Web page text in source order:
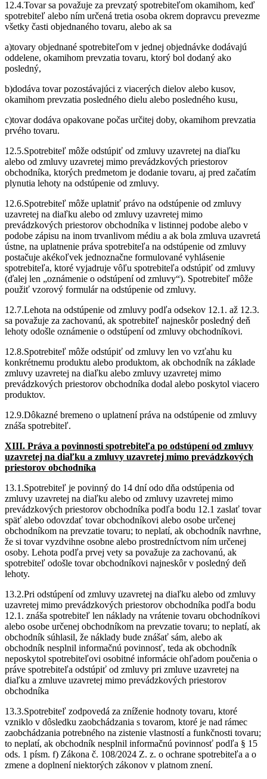
12.4.Tovar sa považuje za prevzatý spotrebiteľom okamihom, keď
spotrebiteľ alebo ním určená tretia osoba okrem dopravcu prevezme
všetky časti objednaného tovaru, alebo ak sa
a)tovary objednané spotrebiteľom v jednej objednávke dodávajú
oddelene, okamihom prevzatia tovaru, ktorý bol dodaný ako
posledný,
b)dodáva tovar pozostávajúci z viacerých dielov alebo kusov,
okamihom prevzatia posledného dielu alebo posledného kusu,
c)tovar dodáva opakovane počas určitej doby, okamihom prevzatia
prvého tovaru.
12.5.Spotrebiteľ môže odstúpiť od zmluvy uzavretej na diaľku
alebo od zmluvy uzavretej mimo prevádzkových priestorov
obchodníka, ktorých predmetom je dodanie tovaru, aj pred začatím
plynutia lehoty na odstúpenie od zmluvy.
12.6.Spotrebiteľ môže uplatniť právo na odstúpenie od zmluvy
uzavretej na diaľku alebo od zmluvy uzavretej mimo
prevádzkových priestorov obchodníka v listinnej podobe alebo v
podobe zápisu na inom trvanlivom médiu a ak bola zmluva uzavretá
ústne, na uplatnenie práva spotrebiteľa na odstúpenie od zmluvy
postačuje akékoľvek jednoznačne formulované vyhlásenie
spotrebiteľa, ktoré vyjadruje vôľu spotrebiteľa odstúpiť od zmluvy
(ďalej len „oznámenie o odstúpení od zmluvy“). Spotrebiteľ môže
použiť vzorový formulár na odstúpenie od zmluvy.
12.7.Lehota na odstúpenie od zmluvy podľa odsekov 12.1. až 12.3.
sa považuje za zachovanú, ak spotrebiteľ najneskôr posledný deň
lehoty odošle oznámenie o odstúpení od zmluvy obchodníkovi.
12.8.Spotrebiteľ môže odstúpiť od zmluvy len vo vzťahu ku
konkrétnemu produktu alebo produktom, ak obchodník na základe
zmluvy uzavretej na diaľku alebo zmluvy uzavretej mimo
prevádzkových priestorov obchodníka dodal alebo poskytol viacero
produktov.
12.9.Dôkazné bremeno o uplatnení práva na odstúpenie od zmluvy
znáša spotrebiteľ.
XIII. Práva a povinnosti spotrebiteľa po odstúpení od zmluvy
uzavretej na diaľku a zmluvy uzavretej mimo prevádzkových
priestorov obchodníka
13.1.Spotrebiteľ je povinný do 14 dní odo dňa odstúpenia od
zmluvy uzavretej na diaľku alebo od zmluvy uzavretej mimo
prevádzkových priestorov obchodníka podľa bodu 12.1 zaslať tovar
späť alebo odovzdať tovar obchodníkovi alebo osobe určenej
obchodníkom na prevzatie tovaru; to neplatí, ak obchodník navrhne,
že si tovar vyzdvihne osobne alebo prostredníctvom ním určenej
osoby. Lehota podľa prvej vety sa považuje za zachovanú, ak
spotrebiteľ odošle tovar obchodníkovi najneskôr v posledný deň
lehoty.
13.2.Pri odstúpení od zmluvy uzavretej na diaľku alebo od zmluvy
uzavretej mimo prevádzkových priestorov obchodníka podľa bodu
12.1. znáša spotrebiteľ len náklady na vrátenie tovaru obchodníkovi
alebo osobe určenej obchodníkom na prevzatie tovaru; to neplatí, ak
obchodník súhlasil, že náklady bude znášať sám, alebo ak
obchodník nesplnil informačnú povinnosť, teda ak obchodník
neposkytol spotrebiteľovi osobitné informácie ohľadom poučenia o
práve spotrebiteľa odstúpiť od zmluvy pri zmluve uzavretej na
diaľku a zmluve uzavretej mimo prevádzkových priestorov
obchodníka
13.3.Spotrebiteľ zodpovedá za zníženie hodnoty tovaru, ktoré
vzniklo v dôsledku zaobchádzania s tovarom, ktoré je nad rámec
zaobchádzania potrebného na zistenie vlastností a funkčnosti tovaru;
to neplatí, ak obchodník nesplnil informačnú povinnosť podľa § 15
ods. 1 písm. f) Zákona č. 108/2024 Z. z. o ochrane spotrebiteľa a o
zmene a doplnení niektorých zákonov v platnom znení.